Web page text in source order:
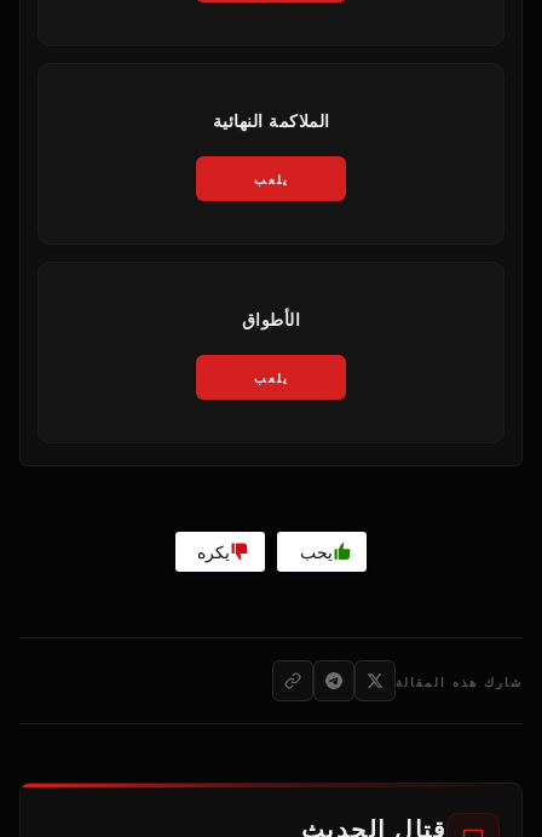
الملاكمة النهائية
يلعب
الأطواق
يلعب
يحب يكره
شارك هذه المقالة
قتال الحديث